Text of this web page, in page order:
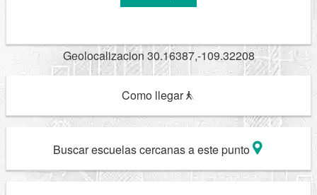
Geolocalizacion 30.16387,-109.32208
Como llegar
Buscar escuelas cercanas a este punto